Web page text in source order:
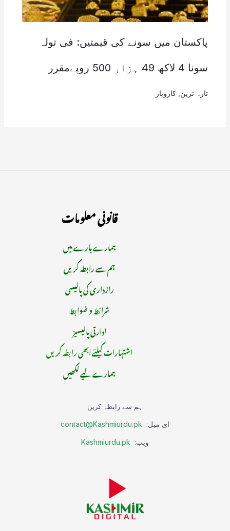
پاکستان میں سونے کی قیمتیں: فی تولہ
سونا 4 لاکھ 49 ہزار 500 روپےمقرر
تازہ ترین کاروبار
قانونی معلومات
ہمارے بارے میں
ہم سے رابطہ کریں
رازداری کی پالیسی
شرائط و ضوابط
ادارتی پالیسیز
اشتہارات کیلئے ابھی رابطہ کریں
ہمارے لیے لکھیں
ہم سے رابطہ کریں
ای میل: contact@Kashmiurdu.pk
ویب: Kashmiurdu.pk